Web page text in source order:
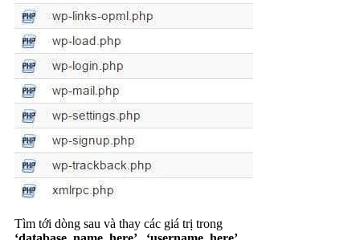
Tìm tới dòng sau và thay các giá trị trong